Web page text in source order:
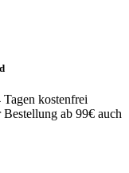
kostenfrei
ab 99€ auch